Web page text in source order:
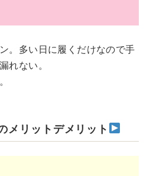
。多い日に履くだけなので手
れない。
メリットデメリット